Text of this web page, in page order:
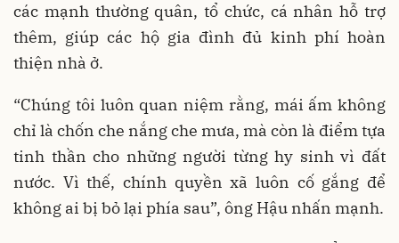
các mạnh thường quân, tổ chức, cá nhân hỗ trợ
thêm, giúp các hộ gia đình đủ kinh phí hoàn
thiện nhà ở.
“Chúng tôi luôn quan niệm rằng, mái ấm không
chỉ là chốn che nắng che mưa, mà còn là điểm tựa
tinh thần cho những người từng hy sinh vì đất
nước. Vì thế, chính quyền xã luôn cố gắng để
không ai bị bỏ lại phía sau”, ông Hậu nhấn mạnh.